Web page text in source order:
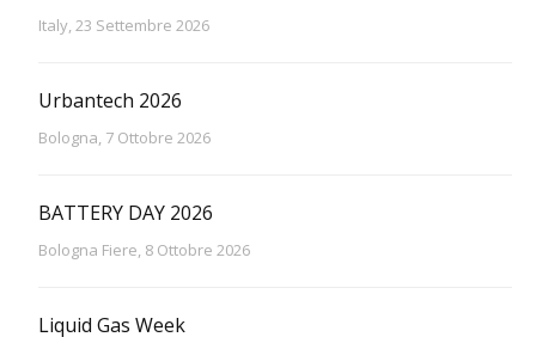
Italy, 23 Settembre 2026
Urbantech 2026
Bologna, 7 Ottobre 2026
BATTERY DAY 2026
Bologna Fiere, 8 Ottobre 2026
Liquid Gas Week